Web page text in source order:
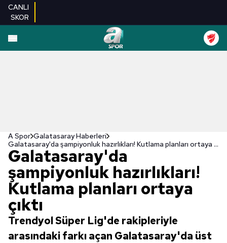
CANLI
SKOR
A Spor Galatasaray Haberleri
Galatasaray'da şampiyonluk hazırlıkları! Kutlama planları ortaya çıktı
Galatasaray'da
şampiyonluk hazırlıkları!
Kutlama planları ortaya
çıktı
Trendyol Süper Lig'de rakipleriyle
arasındaki farkı açan Galatasaray'da üst